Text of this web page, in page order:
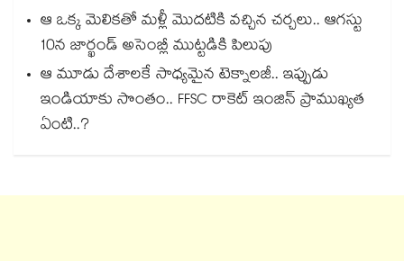
ఆ ఒక్క మెలికతో మళ్లీ మొదటికి వచ్చిన చర్చలు.. ఆగస్టు
10న జార్ఖండ్ అసెంబ్లీ ముట్టడికి పిలుపు
ఆ మూడు దేశాలకే సాధ్యమైన టెక్నాలజీ.. ఇప్పుడు
ఇండియాకు సొంతం.. FFSC రాకెట్ ఇంజిన్ ప్రాముఖ్యత
ఏంటి..?